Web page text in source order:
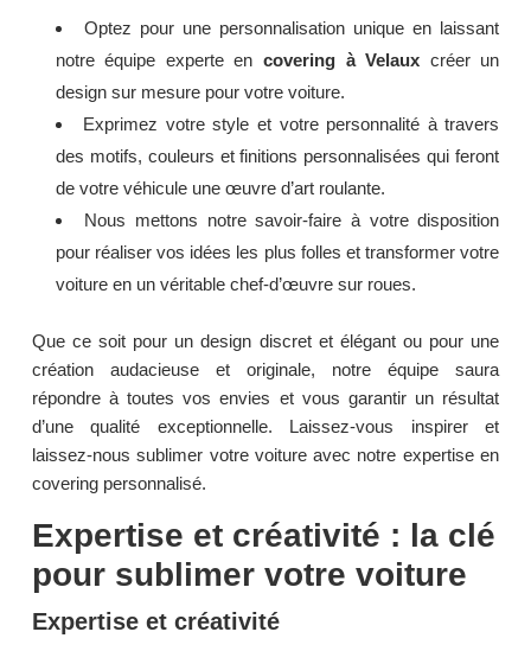
Optez pour une personnalisation unique en laissant
notre équipe experte en covering à Velaux créer un
design sur mesure pour votre voiture.
Exprimez votre style et votre personnalité à travers
des motifs, couleurs et finitions personnalisées qui feront
de votre véhicule une œuvre d’art roulante.
Nous mettons notre savoir-faire à votre disposition
pour réaliser vos idées les plus folles et transformer votre
voiture en un véritable chef-d’œuvre sur roues.
Que ce soit pour un design discret et élégant ou pour une
création audacieuse et originale, notre équipe saura
répondre à toutes vos envies et vous garantir un résultat
d’une qualité exceptionnelle. Laissez-vous inspirer et
laissez-nous sublimer votre voiture avec notre expertise en
covering personnalisé.
Expertise et créativité : la clé
pour sublimer votre voiture
Expertise et créativité